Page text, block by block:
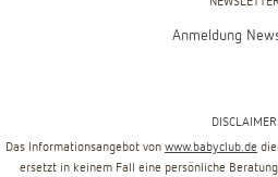
Anmeldung
DISCLAIMER
Das Informationsangebot von www.babyclub.de
ersetzt in keinem Fall eine persönliche